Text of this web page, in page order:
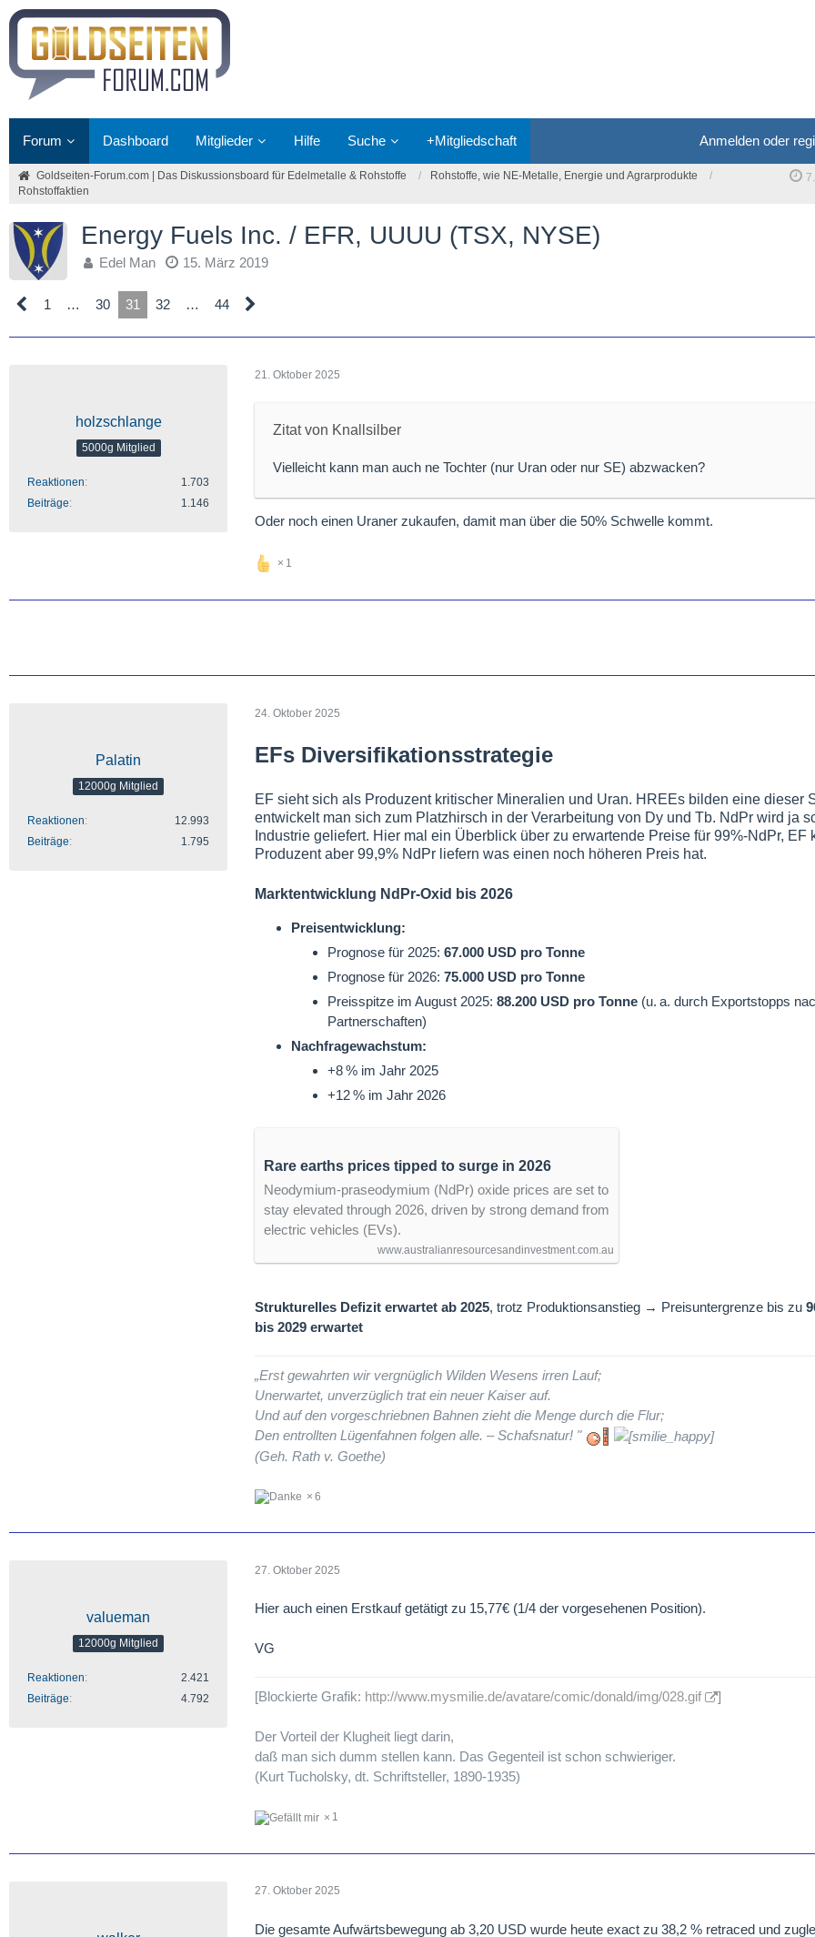
Forum Dashboard Mitglieder Hilfe Suche +Mitgliedschaft Anmelden oder
Goldseiten-Forum.com | Das Diskussionsboard für Edelmetalle & Rohstoffe
Rohstoffe, wie NE-Metalle, Energie und Agrarprodukte
Rohstoffaktien
Energy Fuels Inc. / EFR, UUUU (TSX, NYSE)
Edel Man 15. März 2019
1 … 30 31 32 … 44
holzschlange
5000g Mitglied
Reaktionen
1.703
Beiträge
1.146
21. Oktober 2025
Zitat von Knallsilber
Vielleicht kann man auch ne Tochter (nur Uran oder nur SE) abzwacken?
Oder noch einen Uraner zukaufen, damit man über die 50% Schwelle kommt.
1
Palatin
12000g Mitglied
Reaktionen
12.993
Beiträge
1.795
24. Oktober 2025
EFs Diversifikationsstrategie
EF sieht sich als Produzent kritischer Mineralien und Uran. HREEs bilden eine dieser
entwickelt man sich zum Platzhirsch in der Verarbeitung von Dy und Tb. NdPr wird ja
Industrie geliefert. Hier mal ein Überblick über zu erwartende Preise für 99%-NdPr, EF
Produzent aber 99,9% NdPr liefern was einen noch höheren Preis hat.
Marktentwicklung NdPr-Oxid bis 2026
Preisentwicklung:
Prognose für 2025: 67.000 USD pro Tonne
Prognose für 2026: 75.000 USD pro Tonne
Preisspitze im August 2025: 88.200 USD pro Tonne (u. a. durch Exportstopps
Partnerschaften)
Nachfragewachstum:
+8 % im Jahr 2025
+12 % im Jahr 2026
Rare earths prices tipped to surge in 2026
Neodymium-praseodymium (NdPr) oxide prices are set to
stay elevated through 2026, driven by strong demand from
electric vehicles (EVs).
www.australianresourcesandinvestment.com.au
Strukturelles Defizit erwartet ab 2025, trotz Produktionsanstieg → Preisuntergrenze bis zu
bis 2029 erwartet
„Erst gewahrten wir vergnüglich Wilden Wesens irren Lauf;
Unerwartet, unverzüglich trat ein neuer Kaiser auf.
Und auf den vorgeschriebnen Bahnen zieht die Menge durch die Flur;
Den entrollten Lügenfahnen folgen alle. – Schafsnatur! "
(Geh. Rath v. Goethe)
6
valueman
12000g Mitglied
Reaktionen
2.421
Beiträge
4.792
27. Oktober 2025
Hier auch einen Erstkauf getätigt zu 15,77€ (1/4 der vorgesehenen Position).
VG
[Blockierte Grafik: http://www.mysmilie.de/avatare/comic/donald/img/028.gif ]
Der Vorteil der Klugheit liegt darin,
daß man sich dumm stellen kann. Das Gegenteil ist schon schwieriger.
(Kurt Tucholsky, dt. Schriftsteller, 1890-1935)
1
27. Oktober 2025
Die gesamte Aufwärtsbewegung ab 3,20 USD wurde heute exact zu 38,2 % retraced und